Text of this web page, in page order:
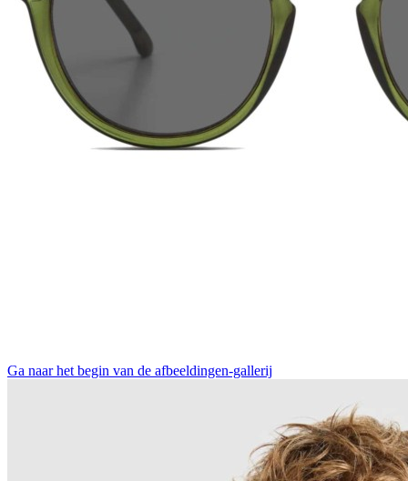
Ga naar het begin van de afbeeldingen-gallerij